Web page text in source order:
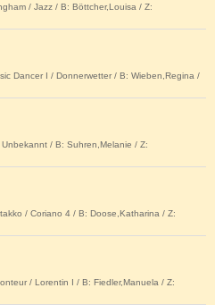
/ Jazz / B: Böttcher,Louisa / Z:
Dancer I / Donnerwetter / B: Wieben,Regina /
/ B: Suhren,Melanie / Z:
/ Coriano 4 / B: Doose,Katharina / Z:
/ Lorentin I / B: Fiedler,Manuela / Z: